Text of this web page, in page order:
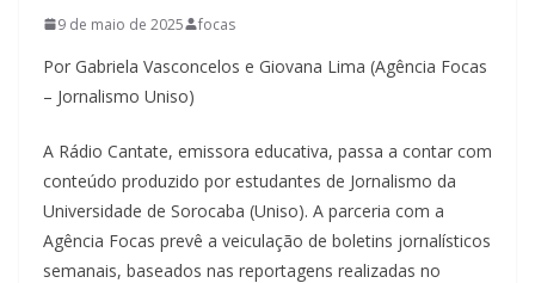
9 de maio de 2025 focas
Por Gabriela Vasconcelos e Giovana Lima (Agência Focas
– Jornalismo Uniso)
A Rádio Cantate, emissora educativa, passa a contar com
conteúdo produzido por estudantes de Jornalismo da
Universidade de Sorocaba (Uniso). A parceria com a
Agência Focas prevê a veiculação de boletins jornalísticos
semanais, baseados nas reportagens realizadas no